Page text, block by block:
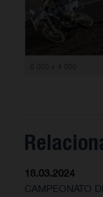
18.03.2024
CAMPEONATO